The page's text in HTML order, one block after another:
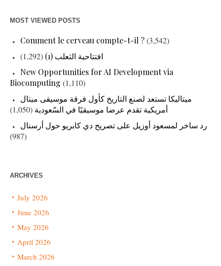
MOST VIEWED POSTS
Comment le cerveau compte-t-il ?(3,542)
افتتاحية الثعلب (1)
(1,292)
New Opportunities for AI Development via
Biocomputing (1,110)
ميتاليكا تستعد لصنع التاريخ كأول فرقة موسيقى ميتال
أمريكية تقدم عرضا موسيقيًا في السّعودية (1,050)
رد ساخر لمسعود أوزيل على تصريح دي كابريو حول أرسنال
(987)
ARCHIVES
July 2026
June 2026
May 2026
April 2026
March 2026